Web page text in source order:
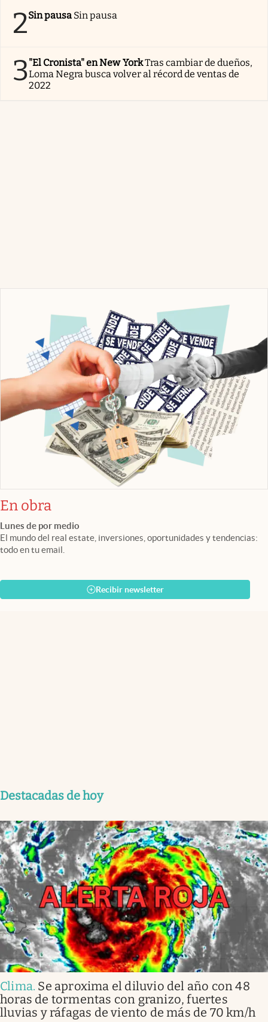
2Sin pausa Sin pausa
3"El Cronista" en New YorkTras cambiar de dueños,
Loma Negra busca volver al récord de ventas de
2022
En obra
Lunes de por medio
El mundo del real estate, inversiones, oportunidades y tendencias:
todo en tu email.
Recibir newsletter
Destacadas de hoy
Clima. Se aproxima el diluvio del año con 48
horas de tormentas con granizo, fuertes
lluvias y ráfagas de viento de más de 70 km/h